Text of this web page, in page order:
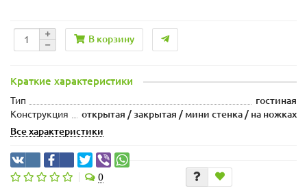
В корзину
Краткие характеристики
Тип
гостиная
Конструкция
открытая / закрытая / мини стенка / на ножках
Все характеристики
0